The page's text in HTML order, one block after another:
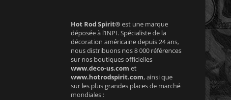
Hot Rod Spirit®est une marque
déposée à l’INPI. Spécialiste de la
décoration américaine depuis 24 ans,
nous distribuons nos 8 000 références
sur nos boutiques officielles
www.deco-us.com et
www.hotrodspirit.com, ainsi que
sur les plus grandes places de marché
mondiales :